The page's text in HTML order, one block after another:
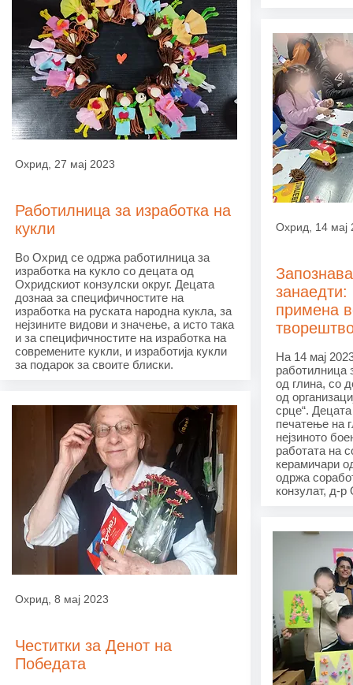
Охрид, 27 мај 2023
Работилница за изработка на
кукли
Во Охрид се одржа работилница за
изработка на кукло со децата од
Охридскиот конзулски округ. Децата
дознаа за специфичностите на
изработка на руската народна кукла, за
нејзините видови и значење, а исто така
и за специфичностите на изработка на
современите кукли, и изработија кукли
за подарок за своите блиски.
Охрид, 8 мај 2023
Честитки за Денот на
Победата
Охрид, 14 мај
занаедти:
примена
На 14 мај
работилница
од глина, со
од
срце“. Децата
печатење на
нејзиното
работата на
керамичари
одржа
конзулат, д-